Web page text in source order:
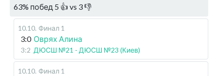
63% побед 5 👍 vs 3👎
10.10. Финал 1
3:0 Оврях Алина
3:2 ДЮСШ №21 - ДЮСШ №23 (Киев)
10.10. Финал 1